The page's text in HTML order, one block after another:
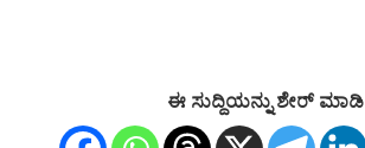
ಈ ಸುದ್ದಿಯನ್ನು ಶೇರ್ ಮಾಡಿ